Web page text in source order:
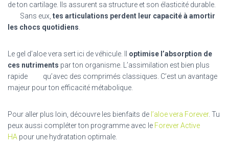
de ton cartilage. Ils assurent sa structure et son élasticité durable.
Sans eux, tes articulations perdent leur capacité à amortir
les chocs quotidiens.
Le gel d’aloe vera sert ici de véhicule. Il
optimise l’absorption de
ces nutriments par ton organisme. L’assimilation est bien plus
rapide qu’avec des comprimés classiques. C’est un avantage
majeur pour ton efficacité métabolique.
Pour aller plus loin, découvre les bienfaits de l’aloe vera Forever. Tu
peux aussi compléter ton programme avec le Forever Active
HA pour une hydratation optimale.